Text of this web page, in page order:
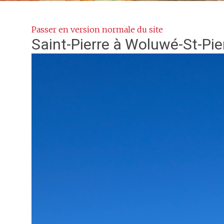
Passer en version normale du site
Saint-Pierre à Woluwé-St-